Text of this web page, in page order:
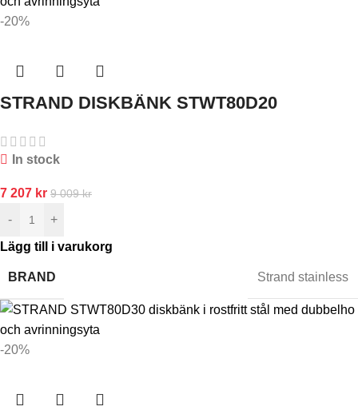
-20%
STRAND DISKBÄNK STWT80D20
In stock
7 207 kr 9 009kr
-
+
Lägg till i varukorg
BRAND Strand stainless
-20%